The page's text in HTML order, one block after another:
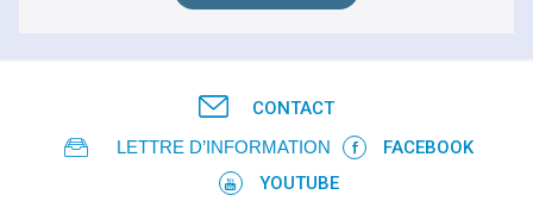
CONTACT
LETTRE D’INFORMATION
FACEBOOK
YOUTUBE